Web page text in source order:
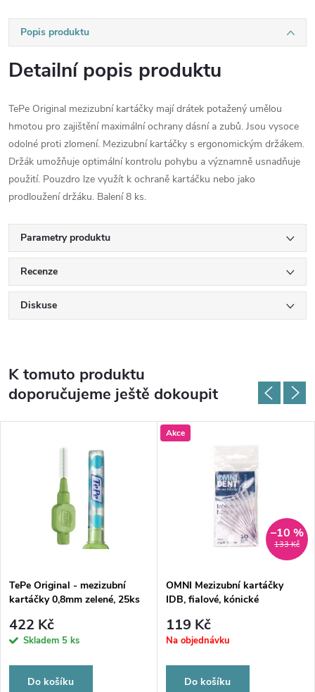
Popis produktu
Detailní popis produktu
TePe Original mezizubní kartáčky mají drátek potažený umělou
hmotou pro zajištění maximální ochrany dásní a zubů. Jsou vysoce
odolné proti zlomení. Mezizubní kartáčky s ergonomickým držákem.
Držák umožňuje optimální kontrolu pohybu a významně usnadňuje
použití. Pouzdro lze využít k ochraně kartáčku nebo jako
prodloužení držáku. Balení 8 ks.
Parametry produktu
Recenze
Diskuse
K tomuto produktu
doporučujeme ještě dokoupit
TePe Original - mezizubní
kartáčky 0,8mm zelené, 25ks
422 Kč
Skladem 5 ks
Do košíku
Akce
133 Kč
–10 %
OMNI Mezizubní kartáčky
IDB, fialové, kónické
119 Kč
Na objednávku
Do košíku